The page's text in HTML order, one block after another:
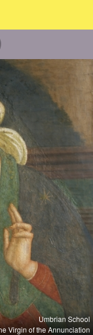
Umbrian School
Virgin of the Annunciation